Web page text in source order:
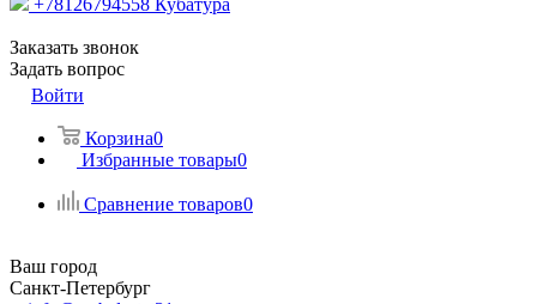
+78126794558 Кубатура
Заказать звонок
Задать вопрос
Войти
Корзина0
Избранные товары0
Сравнение товаров0
Ваш город
Санкт-Петербург